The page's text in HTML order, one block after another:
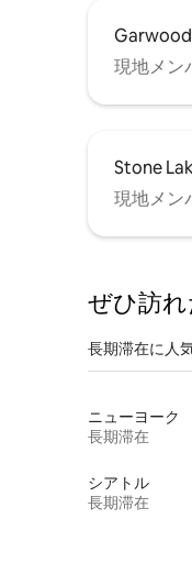
現地メン
Stone
現地メン
ぜひ訪⁠
長期滞在に人
ニューヨーク
長期滞在
シアトル
長期滞在